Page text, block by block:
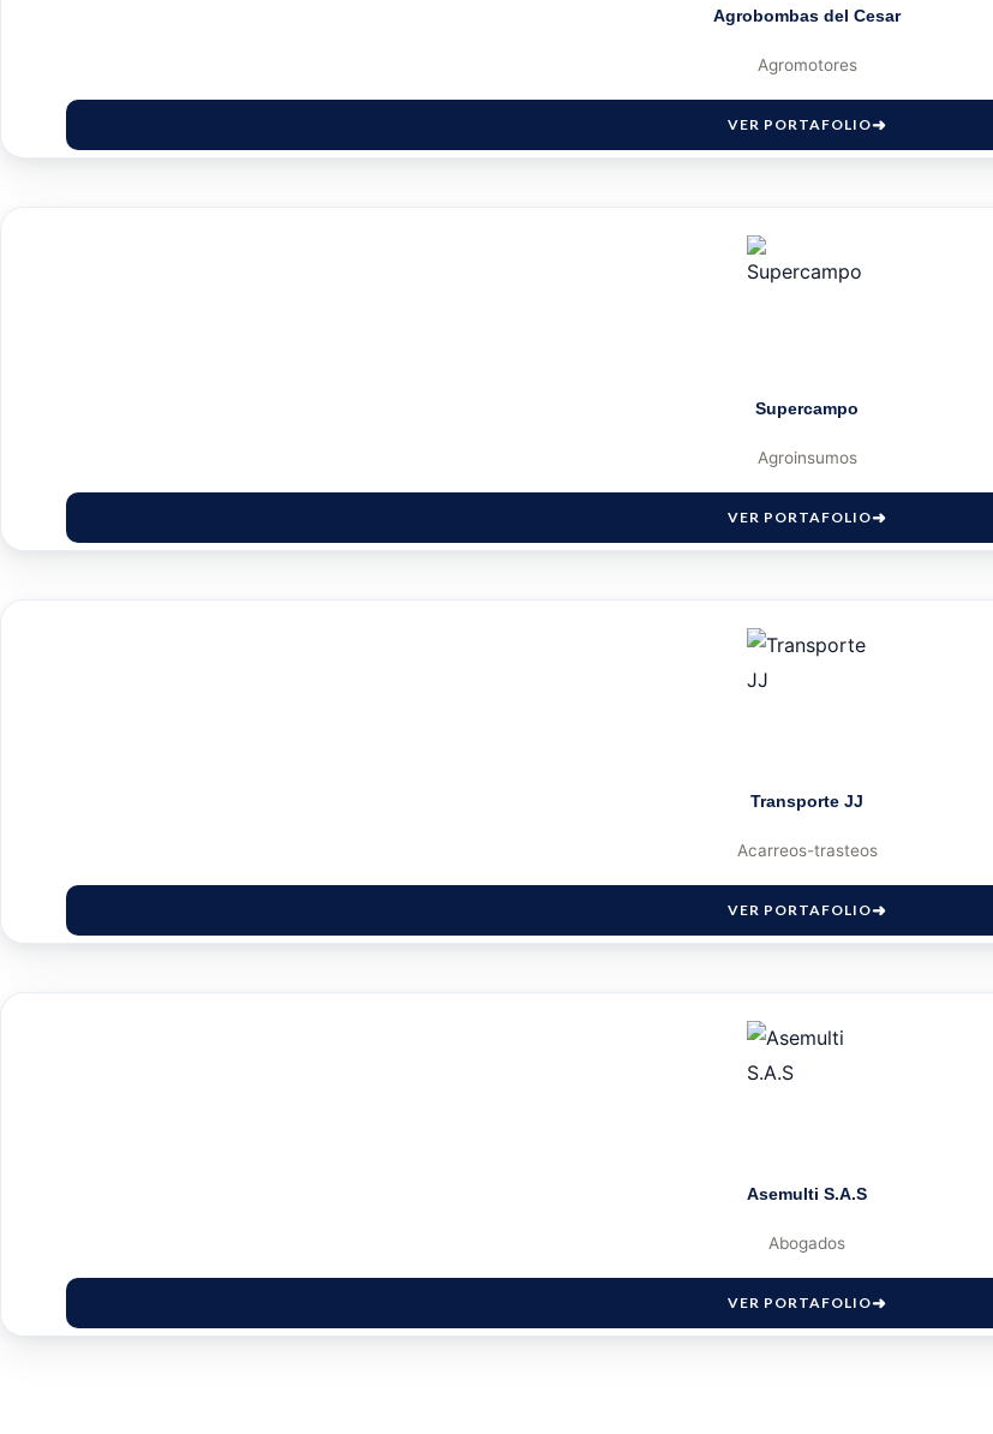
Agrobombas del Cesar
Agromotores
VER PORTAFOLIO
Supercampo
Agroinsumos
VER PORTAFOLIO
Transporte JJ
Acarreos-trasteos
VER PORTAFOLIO
Asemulti S.A.S
Abogados
VER PORTAFOLIO